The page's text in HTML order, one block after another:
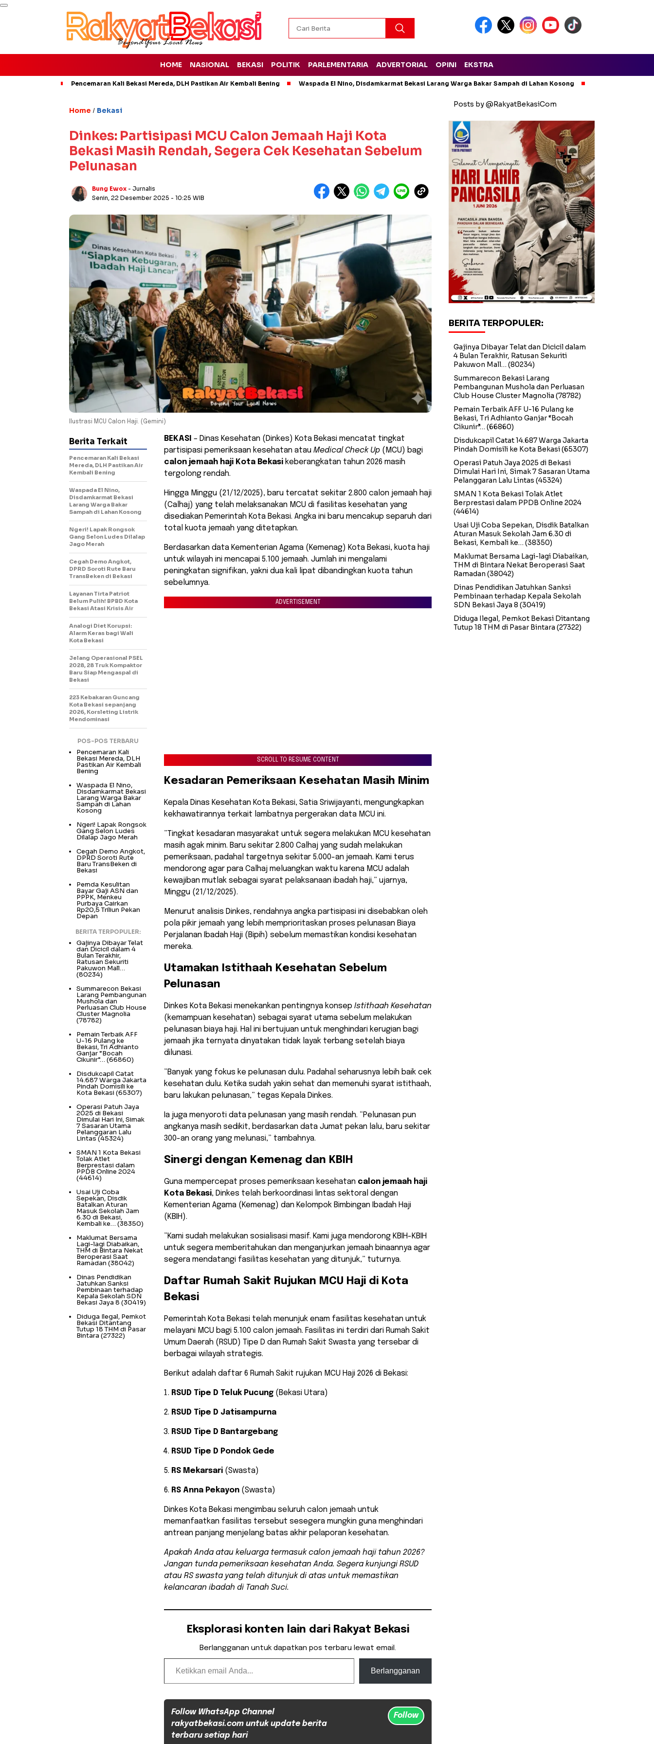
HOME NASIONAL BEKASI POLITIK PARLEMENTARIA ADVERTORIAL OPINI EKSTRA
Pencemaran Kali Bekasi Mereda, DLH Pastikan Air Kembali Bening Waspada El Nino, Disdamkarmat Bekasi Larang Warga Bakar Sampah di Lahan Kosong
Home / Bekasi
Dinkes: Partisipasi MCU Calon Jemaah Haji Kota
Bekasi Masih Rendah, Segera Cek Kesehatan Sebelum
Pelunasan
Bung Ewox - Jurnalis
Senin, 22 Desember 2025 - 10:25 WIB
Ilustrasi MCU Calon Haji. (Gemini)
BEKASI – Dinas Kesehatan (Dinkes) Kota Bekasi mencatat tingkat
partisipasi pemeriksaan kesehatan atau Medical Check Up (MCU) bagi
calon jemaah haji Kota Bekasi keberangkatan tahun 2026 masih
tergolong rendah.
​Hingga Minggu (21/12/2025), baru tercatat sekitar 2.800 calon jemaah haji
(Calhaj) yang telah melaksanakan MCU di fasilitas kesehatan yang
disediakan Pemerintah Kota Bekasi. Angka ini baru mencakup separuh dari
total kuota jemaah yang ditetapkan.
​Berdasarkan data Kementerian Agama (Kemenag) Kota Bekasi, kuota haji
untuk wilayah ini mencapai 5.100 jemaah. Jumlah ini mengalami
peningkatan signifikan, yakni dua kali lipat dibandingkan kuota tahun
sebelumnya.
ADVERTISEMENT
SCROLL TO RESUME CONTENT
​Kesadaran Pemeriksaan Kesehatan Masih Minim
​Kepala Dinas Kesehatan Kota Bekasi, Satia Sriwijayanti, mengungkapkan
kekhawatirannya terkait lambatnya pergerakan data MCU ini.
​”Tingkat kesadaran masyarakat untuk segera melakukan MCU kesehatan
masih agak minim. Baru sekitar 2.800 Calhaj yang sudah melakukan
pemeriksaan, padahal targetnya sekitar 5.000-an jemaah. Kami terus
mendorong agar para Calhaj meluangkan waktu karena MCU adalah
kewajiban mutlak sebagai syarat pelaksanaan ibadah haji,” ujarnya,
Minggu (21/12/2025).
​Menurut analisis Dinkes, rendahnya angka partisipasi ini disebabkan oleh
pola pikir jemaah yang lebih memprioritaskan proses pelunasan Biaya
Perjalanan Ibadah Haji (Bipih) sebelum memastikan kondisi kesehatan
mereka.
​Utamakan Istithaah Kesehatan Sebelum
Pelunasan
​Dinkes Kota Bekasi menekankan pentingnya konsep Istithaah Kesehatan
(kemampuan kesehatan) sebagai syarat utama sebelum melakukan
pelunasan biaya haji. Hal ini bertujuan untuk menghindari kerugian bagi
jemaah jika ternyata dinyatakan tidak layak terbang setelah biaya
dilunasi.
​”Banyak yang fokus ke pelunasan dulu. Padahal seharusnya lebih baik cek
kesehatan dulu. Ketika sudah yakin sehat dan memenuhi syarat istithaah,
baru lakukan pelunasan,” tegas Kepala Dinkes.
​Ia juga menyoroti data pelunasan yang masih rendah. “Pelunasan pun
angkanya masih sedikit, berdasarkan data Jumat pekan lalu, baru sekitar
300-an orang yang melunasi,” tambahnya.
​Sinergi dengan Kemenag dan KBIH
​Guna mempercepat proses pemeriksaan kesehatan calon jemaah haji
Kota Bekasi, Dinkes telah berkoordinasi lintas sektoral dengan
Kementerian Agama (Kemenag) dan Kelompok Bimbingan Ibadah Haji
(KBIH).
​”Kami sudah melakukan sosialisasi masif. Kami juga mendorong KBIH-KBIH
untuk segera memberitahukan dan menganjurkan jemaah binaannya agar
segera mendatangi fasilitas kesehatan yang ditunjuk,” tuturnya.
​Daftar Rumah Sakit Rujukan MCU Haji di Kota
Bekasi
​Pemerintah Kota Bekasi telah menunjuk enam fasilitas kesehatan untuk
melayani MCU bagi 5.100 calon jemaah. Fasilitas ini terdiri dari Rumah Sakit
Umum Daerah (RSUD) Tipe D dan Rumah Sakit Swasta yang tersebar di
berbagai wilayah strategis.
​Berikut adalah daftar 6 Rumah Sakit rujukan MCU Haji 2026 di Bekasi:
RSUD Tipe D Teluk Pucung (Bekasi Utara)
RSUD Tipe D Jatisampurna
RSUD Tipe D Bantargebang
RSUD Tipe D Pondok Gede
RS Mekarsari (Swasta)
RS Anna Pekayon (Swasta)
​Dinkes Kota Bekasi mengimbau seluruh calon jemaah untuk
memanfaatkan fasilitas tersebut sesegera mungkin guna menghindari
antrean panjang menjelang batas akhir pelaporan kesehatan.
Apakah Anda atau keluarga termasuk calon jemaah haji tahun 2026?
Jangan tunda pemeriksaan kesehatan Anda. Segera kunjungi RSUD
atau RS swasta yang telah ditunjuk di atas untuk memastikan
kelancaran ibadah di Tanah Suci.
Eksplorasi konten lain dari Rakyat Bekasi
Berlangganan untuk dapatkan pos terbaru lewat email.
Ketikkan email Anda...
Berlangganan
Follow WhatsApp Channel
rakyatbekasi.com untuk update berita
terbaru setiap hari
Follow
Berita Terkait
Pencemaran Kali Bekasi
Mereda, DLH Pastikan Air
Kembali Bening
Waspada El Nino,
Disdamkarmat Bekasi
Larang Warga Bakar
Sampah di Lahan Kosong
Ngeri! Lapak Rongsok
Gang Selon Ludes Dilalap
Jago Merah
Cegah Demo Angkot,
DPRD Soroti Rute Baru
TransBeken di Bekasi
Layanan Tirta Patriot
Belum Pulih! BPBD Kota
Bekasi Atasi Krisis Air
Analogi Diet Korupsi:
Alarm Keras bagi Wali
Kota Bekasi
Jelang Operasional PSEL
2028, 28 Truk Kompaktor
Baru Siap Mengaspal di
Bekasi
223 Kebakaran Guncang
Kota Bekasi sepanjang
2026, Korsleting Listrik
Mendominasi
POS-POS TERBARU
Pencemaran Kali
Bekasi Mereda, DLH
Pastikan Air Kembali
Bening
Waspada El Nino,
Disdamkarmat Bekasi
Larang Warga Bakar
Sampah di Lahan
Kosong
Ngeri! Lapak Rongsok
Gang Selon Ludes
Dilalap Jago Merah
Cegah Demo Angkot,
DPRD Soroti Rute
Baru TransBeken di
Bekasi
Pemda Kesulitan
Bayar Gaji ASN dan
PPPK, Menkeu
Purbaya Cairkan
Rp20,5 Triliun Pekan
Depan
BERITA TERPOPULER:
Gajinya Dibayar Telat
dan Dicicil dalam 4
Bulan Terakhir,
Ratusan Sekuriti
Pakuwon Mall…
(80234)
Summarecon Bekasi
Larang Pembangunan
Mushola dan
Perluasan Club House
Cluster Magnolia
(78782)
Pemain Terbaik AFF
U-16 Pulang ke
Bekasi, Tri Adhianto
Ganjar “Bocah
Cikunir”… (66860)
Disdukcapil Catat
14.687 Warga Jakarta
Pindah Domisili ke
Kota Bekasi (65307)
Operasi Patuh Jaya
2025 di Bekasi
Dimulai Hari Ini, Simak
7 Sasaran Utama
Pelanggaran Lalu
Lintas(45324)
SMAN 1 Kota Bekasi
Tolak Atlet
Berprestasi dalam
PPDB Online 2024
(44614)
Usai Uji Coba
Sepekan, Disdik
Batalkan Aturan
Masuk Sekolah Jam
6.30 di Bekasi,
Kembali ke… (38350)
Maklumat Bersama
Lagi-lagi Diabaikan,
THM di Bintara Nekat
Beroperasi Saat
Ramadan (38042)
Dinas Pendidikan
Jatuhkan Sanksi
Pembinaan terhadap
Kepala Sekolah SDN
Bekasi Jaya 8 (30419)
Diduga Ilegal, Pemkot
Bekasi Ditantang
Tutup 18 THM di Pasar
Bintara (27322)
Posts by @RakyatBekasiCom
BERITA TERPOPULER:
Gajinya Dibayar Telat dan Dicicil dalam
4 Bulan Terakhir, Ratusan Sekuriti
Pakuwon Mall… (80234)
Summarecon Bekasi Larang
Pembangunan Mushola dan Perluasan
Club House Cluster Magnolia (78782)
Pemain Terbaik AFF U-16 Pulang ke
Bekasi, Tri Adhianto Ganjar “Bocah
Cikunir”… (66860)
Disdukcapil Catat 14.687 Warga Jakarta
Pindah Domisili ke Kota Bekasi(65307)
Operasi Patuh Jaya 2025 di Bekasi
Dimulai Hari Ini, Simak 7 Sasaran Utama
Pelanggaran Lalu Lintas (45324)
SMAN 1 Kota Bekasi Tolak Atlet
Berprestasi dalam PPDB Online 2024
(44614)
Usai Uji Coba Sepekan, Disdik Batalkan
Aturan Masuk Sekolah Jam 6.30 di
Bekasi, Kembali ke… (38350)
Maklumat Bersama Lagi-lagi Diabaikan,
THM di Bintara Nekat Beroperasi Saat
Ramadan (38042)
Dinas Pendidikan Jatuhkan Sanksi
Pembinaan terhadap Kepala Sekolah
SDN Bekasi Jaya 8 (30419)
Diduga Ilegal, Pemkot Bekasi Ditantang
Tutup 18 THM di Pasar Bintara (27322)